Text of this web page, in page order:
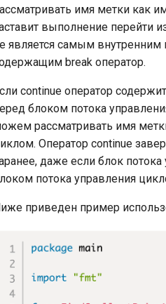
имя метки как
выполнение перейти
является самым
break оператор.
continue оператор
блоком потока
рассматривать имя
Оператор continue
даже если блок
потока управления
приведен пример